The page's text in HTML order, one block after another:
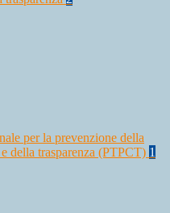
per la prevenzione della
della trasparenza (PTPCT) 1